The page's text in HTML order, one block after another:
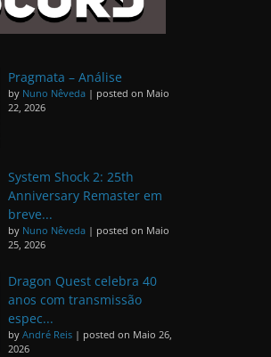
Pragmata – Análise
by Nuno Nêveda | posted on Maio
22, 2026
System Shock 2: 25th
Anniversary Remaster em
breve...
by Nuno Nêveda | posted on Maio
25, 2026
Dragon Quest celebra 40
anos com transmissão
espec...
by André Reis | posted on Maio 26,
2026